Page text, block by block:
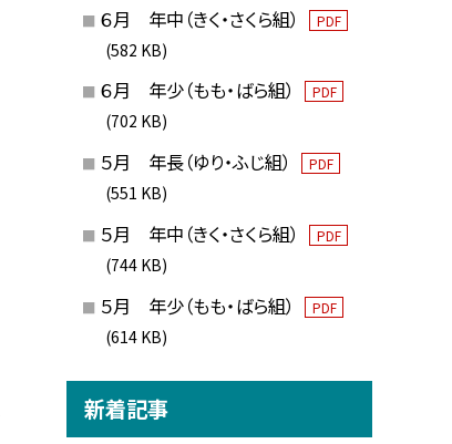
６月 年中（きく・さくら組） PDF
(582 KB)
６月 年少（もも・ばら組） PDF
(702 KB)
５月 年長（ゆり・ふじ組） PDF
(551 KB)
５月 年中（きく・さくら組） PDF
(744 KB)
５月 年少（もも・ばら組） PDF
(614 KB)
新着記事